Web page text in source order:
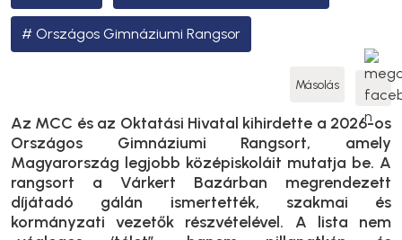
Országos Gimnáziumi Rangsor
Másolás
Az MCC és az Oktatási Hivatal kihirdette a 2026-os
Országos Gimnáziumi Rangsort, amely
Magyarország legjobb középiskoláit mutatja be. A
rangsort a Várkert Bazárban megrendezett
díjátadó gálán ismertették, szakmai és
kormányzati vezetők részvételével. A lista nem